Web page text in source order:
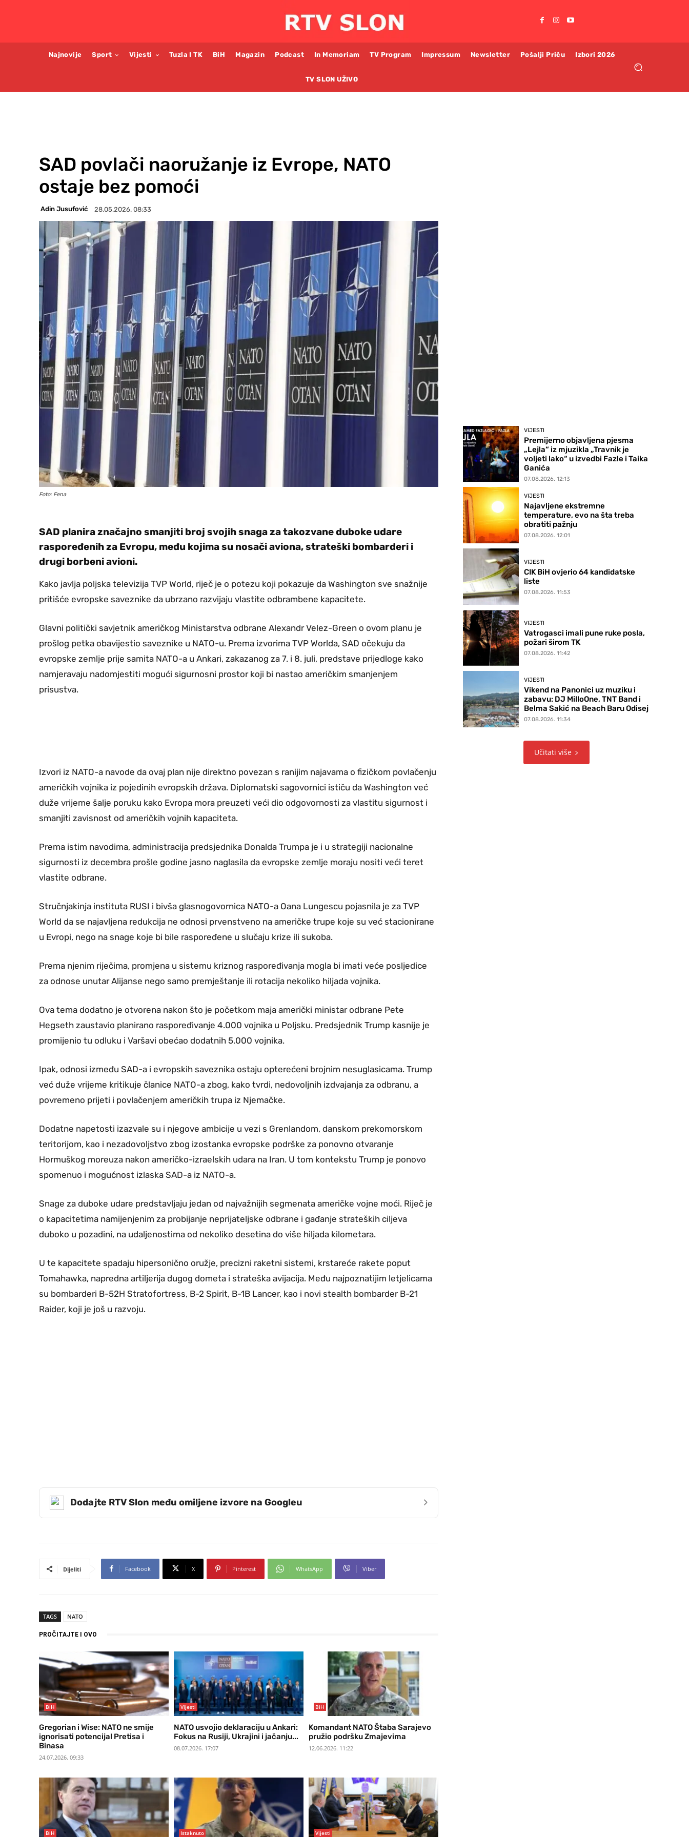
Najnovije Sport Vijesti Tuzla I TK BiH Magazin Podcast In Memoriam TV Program Impressum Newsletter Pošalji Priču Izbori 2026
TV SLON UŽIVO
SAD povlači naoružanje iz Evrope, NATO
ostaje bez pomoći
Adin Jusufović 28.05.2026. 08:33
Foto: Fena
SAD planira značajno smanjiti broj svojih snaga za takozvane duboke udare
raspoređenih za Evropu, među kojima su nosači aviona, strateški bombarderi i
drugi borbeni avioni.
Kako javlja poljska televizija TVP World, riječ je o potezu koji pokazuje da Washington sve snažnije
pritišće evropske saveznike da ubrzano razvijaju vlastite odbrambene kapacitete.
Glavni politički savjetnik američkog Ministarstva odbrane Alexandr Velez-Green o ovom planu je
prošlog petka obavijestio saveznike u NATO-u. Prema izvorima TVP Worlda, SAD očekuju da
evropske zemlje prije samita NATO-a u Ankari, zakazanog za 7. i 8. juli, predstave prijedloge kako
namjeravaju nadomjestiti mogući sigurnosni prostor koji bi nastao američkim smanjenjem
prisustva.
Izvori iz NATO-a navode da ovaj plan nije direktno povezan s ranijim najavama o fizičkom povlačenju
američkih vojnika iz pojedinih evropskih država. Diplomatski sagovornici ističu da Washington već
duže vrijeme šalje poruku kako Evropa mora preuzeti veći dio odgovornosti za vlastitu sigurnost i
smanjiti zavisnost od američkih vojnih kapaciteta.
Prema istim navodima, administracija predsjednika Donalda Trumpa je i u strategiji nacionalne
sigurnosti iz decembra prošle godine jasno naglasila da evropske zemlje moraju nositi veći teret
vlastite odbrane.
Stručnjakinja instituta RUSI i bivša glasnogovornica NATO-a Oana Lungescu pojasnila je za TVP
World da se najavljena redukcija ne odnosi prvenstveno na američke trupe koje su već stacionirane
u Evropi, nego na snage koje bi bile raspoređene u slučaju krize ili sukoba.
Prema njenim riječima, promjena u sistemu kriznog raspoređivanja mogla bi imati veće posljedice
za odnose unutar Alijanse nego samo premještanje ili rotacija nekoliko hiljada vojnika.
Ova tema dodatno je otvorena nakon što je početkom maja američki ministar odbrane Pete
Hegseth zaustavio planirano raspoređivanje 4.000 vojnika u Poljsku. Predsjednik Trump kasnije je
promijenio tu odluku i Varšavi obećao dodatnih 5.000 vojnika.
Ipak, odnosi između SAD-a i evropskih saveznika ostaju opterećeni brojnim nesuglasicama. Trump
već duže vrijeme kritikuje članice NATO-a zbog, kako tvrdi, nedovoljnih izdvajanja za odbranu, a
povremeno prijeti i povlačenjem američkih trupa iz Njemačke.
Dodatne napetosti izazvale su i njegove ambicije u vezi s Grenlandom, danskom prekomorskom
teritorijom, kao i nezadovoljstvo zbog izostanka evropske podrške za ponovno otvaranje
Hormuškog moreuza nakon američko-izraelskih udara na Iran. U tom kontekstu Trump je ponovo
spomenuo i mogućnost izlaska SAD-a iz NATO-a.
Snage za duboke udare predstavljaju jedan od najvažnijih segmenata američke vojne moći. Riječ je
o kapacitetima namijenjenim za probijanje neprijateljske odbrane i gađanje strateških ciljeva
duboko u pozadini, na udaljenostima od nekoliko desetina do više hiljada kilometara.
U te kapacitete spadaju hipersonično oružje, precizni raketni sistemi, krstareće rakete poput
Tomahawka, napredna artiljerija dugog dometa i strateška avijacija. Među najpoznatijim letjelicama
su bombarderi B-52H Stratofortress, B-2 Spirit, B-1B Lancer, kao i novi stealth bombarder B-21
Raider, koji je još u razvoju.
Dodajte RTV Slon među omiljene izvore na Googleu ›
Dijeliti Facebook X Pinterest WhatsApp Viber
TAGS NATO
PROČITAJTE I OVO
BiH
Gregorian i Wise: NATO ne smije
ignorisati potencijal Pretisa i
Binasa
24.07.2026. 09:33
Vijesti
NATO usvojio deklaraciju u Ankari:
Fokus na Rusiji, Ukrajini i jačanju...
08.07.2026. 17:07
BiH
Komandant NATO Štaba Sarajevo
pružio podršku Zmajevima
12.06.2026. 11:22
BiH Istaknuto Vijesti
VIJESTI
Premijerno objavljena pjesma
„Lejla“ iz mjuzikla „Travnik je
voljeti lako“ u izvedbi Fazle i Taika
Ganića
07.08.2026. 12:13
VIJESTI
Najavljene ekstremne
temperature, evo na šta treba
obratiti pažnju
07.08.2026. 12:01
VIJESTI
CIK BiH ovjerio 64 kandidatske
liste
07.08.2026. 11:53
VIJESTI
Vatrogasci imali pune ruke posla,
požari širom TK
07.08.2026. 11:42
VIJESTI
Vikend na Panonici uz muziku i
zabavu: DJ MilloOne, TNT Band i
Belma Sakić na Beach Baru Odisej
07.08.2026. 11:34
Učitati više